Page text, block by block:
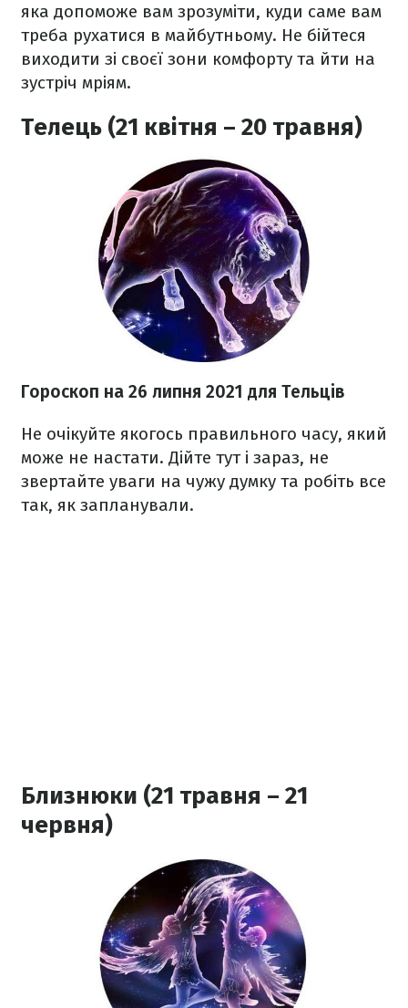
яка допоможе вам зрозуміти, куди саме вам
треба рухатися в майбутньому. Не бійтеся
виходити зі своєї зони комфорту та йти на
зустріч мріям.
Телець (21 квітня – 20 травня)
Гороскоп на 26 липня 2021 для Тельців
Не очікуйте якогось правильного часу, який
може не настати. Дійте тут і зараз, не
звертайте уваги на чужу думку та робіть все
так, як запланували.
Близнюки (21 травня – 21
червня)